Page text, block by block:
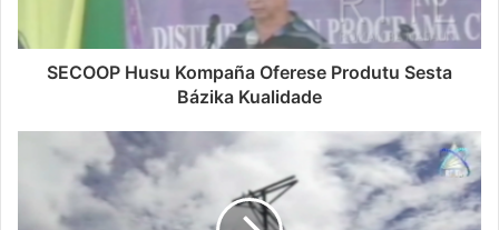
SECOOP Husu Kompaña Oferese Produtu Sesta
Bázika Kualidade